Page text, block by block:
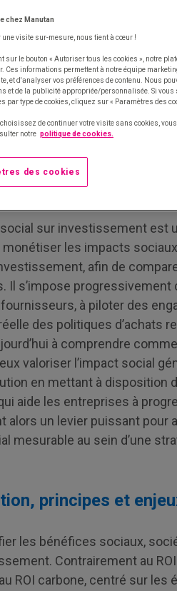
sur investissement est
monétiser les impacts
afin de
Il s’impose progressivement
à piloter des
des politiques d’achats
à comprendre
valoriser l’impact social
en mettant à disposition
aide les entreprises à
alors un levier puissant pour
mesurable au sein d’une
principes et
les bénéfices sociaux,
Contrairement au
ROI carbone, centré sur les
chez Manutan
une visite sur-mesure, nous tient à cœur !
sur le bouton « Autoriser tous les cookies », notre
Ces informations permettent à notre équipe
et d'analyser vos préférences de contenu. Nous
et de la publicité appropriée/personnalisée. Si
par type de cookies, cliquez sur « Paramètres des
choisissez de continuer votre visite sans cookies,
notre politique de cookies.
des cookies